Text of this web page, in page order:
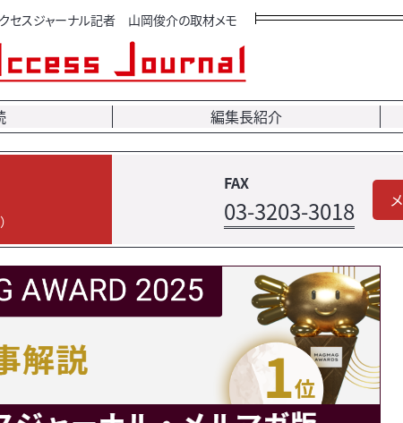
セスジャーナル記者 山岡俊介の取材メモ
編集長紹介
FAX
03-3203-3018